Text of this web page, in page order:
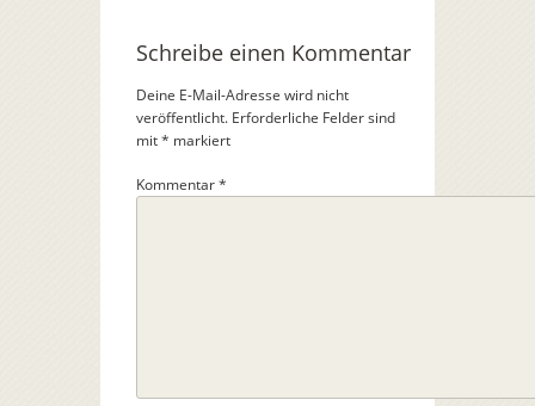
Schreibe einen Kommentar
Deine E-Mail-Adresse wird nicht
veröffentlicht. Erforderliche Felder sind
mit* markiert
Kommentar*